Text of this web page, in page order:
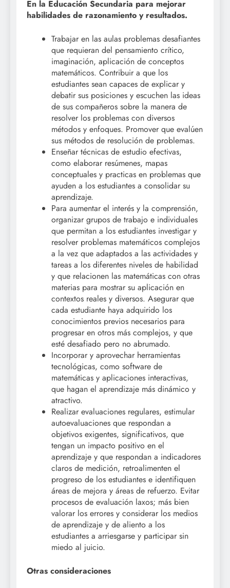
En la Educación Secundaria para mejorar
habilidades de razonamiento y resultados.
Trabajar en las aulas problemas desafiantes
que requieran del pensamiento crítico,
imaginación, aplicación de conceptos
matemáticos. Contribuir a que los
estudiantes sean capaces de explicar y
debatir sus posiciones y escuchen las ideas
de sus compañeros sobre la manera de
resolver los problemas con diversos
métodos y enfoques. Promover que evalúen
sus métodos de resolución de problemas.
Enseñar técnicas de estudio efectivas,
como elaborar resúmenes, mapas
conceptuales y practicas en problemas que
ayuden a los estudiantes a consolidar su
aprendizaje.
Para aumentar el interés y la comprensión,
organizar grupos de trabajo e individuales
que permitan a los estudiantes investigar y
resolver problemas matemáticos complejos
a la vez que adaptados a las actividades y
tareas a los diferentes niveles de habilidad
y que relacionen las matemáticas con otras
materias para mostrar su aplicación en
contextos reales y diversos. Asegurar que
cada estudiante haya adquirido los
conocimientos previos necesarios para
progresar en otros más complejos, y que
esté desafiado pero no abrumado.
Incorporar y aprovechar herramientas
tecnológicas, como software de
matemáticas y aplicaciones interactivas,
que hagan el aprendizaje más dinámico y
atractivo.
Realizar evaluaciones regulares, estimular
autoevaluaciones que respondan a
objetivos exigentes, significativos, que
tengan un impacto positivo en el
aprendizaje y que respondan a indicadores
claros de medición, retroalimenten el
progreso de los estudiantes e identifiquen
áreas de mejora y áreas de refuerzo. Evitar
procesos de evaluación laxos; más bien
valorar los errores y considerar los medios
de aprendizaje y de aliento a los
estudiantes a arriesgarse y participar sin
miedo al juicio.
Otras consideraciones